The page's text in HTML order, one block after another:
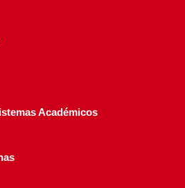
Académicos